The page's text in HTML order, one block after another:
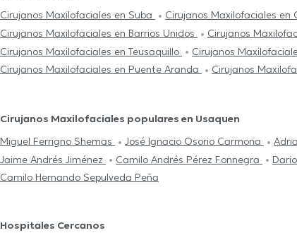
Cirujanos Maxilofaciales en Suba
Cirujanos Maxilofaciales en
Cirujanos Maxilofaciales en Barrios Unidos
Cirujanos
Cirujanos Maxilofaciales en Teusaquillo
Cirujanos
Cirujanos Maxilofaciales en Puente Aranda
Cirujanos
Cirujanos Maxilofaciales populares en Usaquen
Miguel Ferrigno Shemas
José Ignacio Osorio Carmona
Jaime Andrés Jiménez
Camilo Andrés Pérez Fonnegra
Camilo Hernando Sepulveda Peña
Hospitales Cercanos